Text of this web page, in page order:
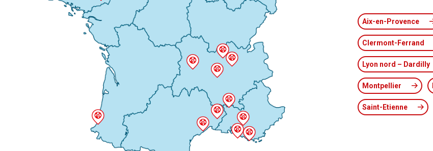
Aix-en-Provence
Clermont-Ferrand
Lyon nord – Dardilly
Montpellier
Saint-Etienne